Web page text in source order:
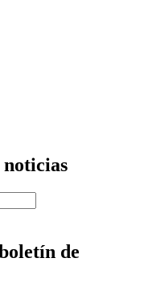
de